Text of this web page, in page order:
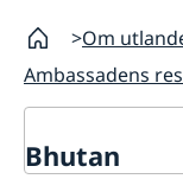
Om
Ambassadens
Bhutan